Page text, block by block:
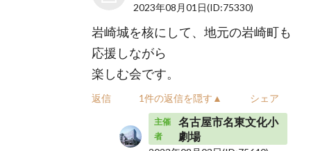
2023年08月01日(ID:75330)
岩崎城を核にして、地元の岩崎町も
応援しながら
楽しむ会です。
返信 1件の返信を隠す▲ シェア
主催
者
名古屋市名東文化小
劇場